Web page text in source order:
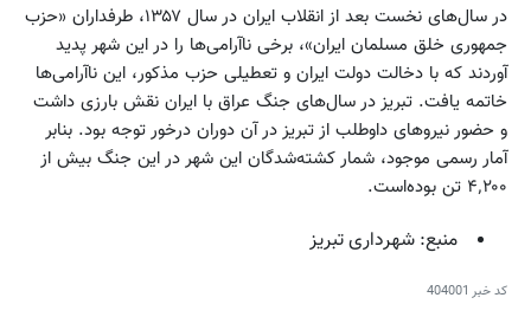
در سال‌های نخست بعد از انقلاب ایران در سال ۱۳۵۷، طرفداران «حزب
جمهوری خلق مسلمان ایران»، برخی ناآرامی‌ها را در این شهر پدید
آوردند که با دخالت دولت ایران و تعطیلی حزب مذکور، این ناآرامی‌ها
خاتمه یافت. تبریز در سال‌های جنگ عراق با ایران نقش بارزی داشت
و حضور نیروهای داوطلب از تبریز در آن دوران درخور توجه بود. بنابر
آمار رسمی موجود، شمار کشته‌شدگان این شهر در این جنگ بیش از
۴٬۲۰۰ تن بوده‌است.
منبع: شهرداری تبریز
کد خبر 404001